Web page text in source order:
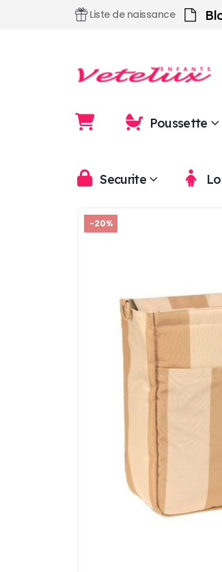
Liste de naissance
Poussette
Securite
-20%